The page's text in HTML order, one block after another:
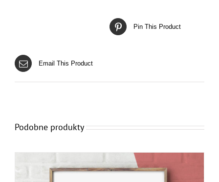
Pin This Product
Email This Product
Podobne produkty